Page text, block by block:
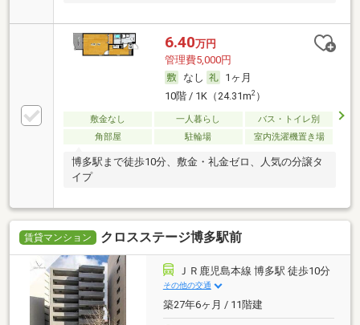
6.40万円
管理費5,000円
なし
1ヶ月
10階 / 1K（24.31m2）
敷金なし 一人暮らし
バス・トイレ別
角部屋
駐輪場 室内洗濯機置き場
博多駅まで徒歩10分、敷金・礼金ゼロ、人気の分譲タ
イプ
賃貸マンション クロスステージ博多駅前
ＪＲ鹿児島本線 博多駅 徒歩10分
その他の交通
築27年6ヶ月 / 11階建